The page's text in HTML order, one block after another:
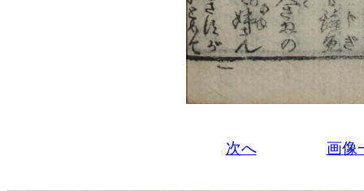
次へ 画像